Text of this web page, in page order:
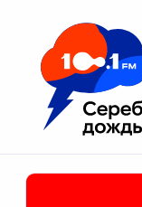
Москва 100.1 FM
Апатиты